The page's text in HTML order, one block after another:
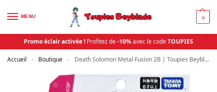
MENU 0
Promo éclair activée ! Profitez de-10%avec le codeTOUPIES
Accueil » Boutique » Death Solomon Metal Fusion 2B | Toupies Beyblade